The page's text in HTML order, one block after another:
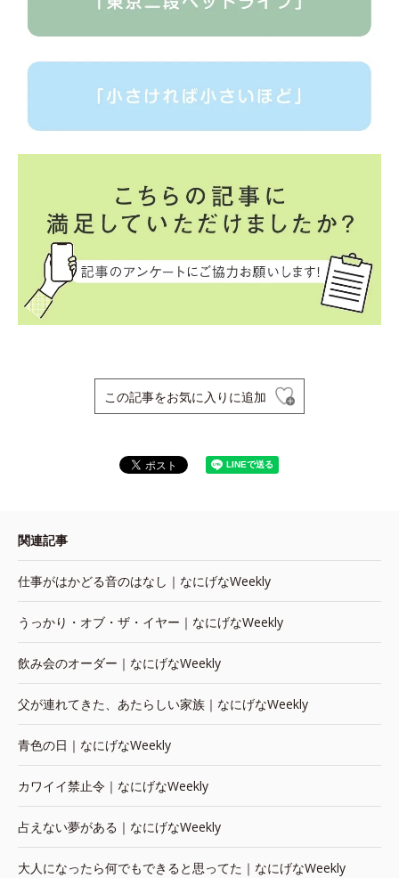
この記事をお気に入りに追加
関連記事
仕事がはかどる音のはなし｜なにげなWeekly
うっかり・オブ・ザ・イヤー｜なにげなWeekly
飲み会のオーダー｜なにげなWeekly
父が連れてきた、あたらしい家族｜なにげなWeekly
青色の日｜なにげなWeekly
カワイイ禁止令｜なにげなWeekly
占えない夢がある｜なにげなWeekly
大人になったら何でもできると思ってた｜なにげなWeekly